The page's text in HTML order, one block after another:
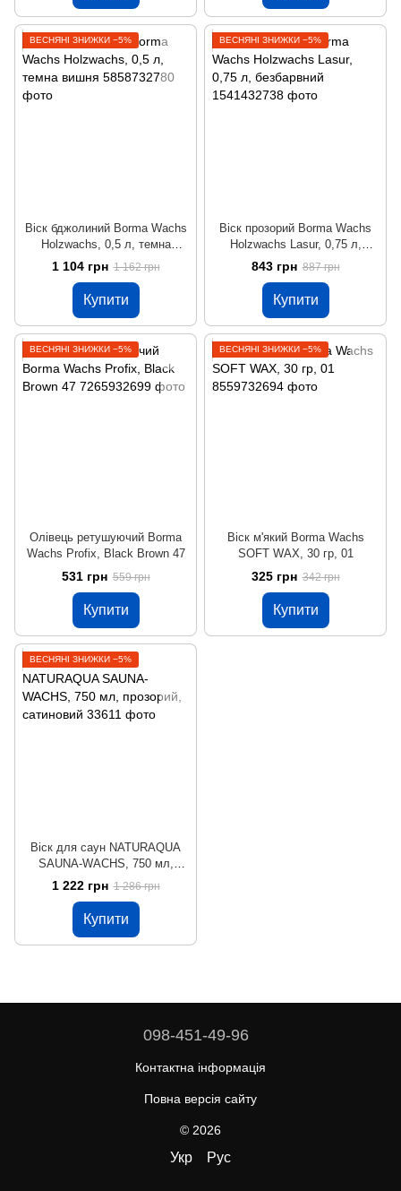
ВЕСНЯНІ ЗНИЖКИ −5%
Віск бджолиний Borma Wachs
Holzwachs, 0,5 л, темна
вишня
1 104 грн 1 162 грн
Купити
ВЕСНЯНІ ЗНИЖКИ −5%
Віск прозорий Borma Wachs
Holzwachs Lasur, 0,75 л,
безбарвний
843 грн 887 грн
Купити
ВЕСНЯНІ ЗНИЖКИ −5%
Олівець ретушуючий Borma
Wachs Profix, Black Brown 47
531 грн 559 грн
Купити
ВЕСНЯНІ ЗНИЖКИ −5%
Віск м'який Borma Wachs
SOFT WAX, 30 гр, 01
325 грн 342 грн
Купити
ВЕСНЯНІ ЗНИЖКИ −5%
Віск для саун NATURAQUA
SAUNA-WACHS, 750 мл,
прозорий, сатиновий
1 222 грн 1 286 грн
Купити
098-451-49-96
Контактна інформація
Повна версія сайту
© 2026
Укр Рус